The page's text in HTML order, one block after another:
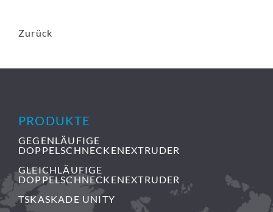
Zurück
PRODUKTE
GEGENLÄUFIGE
DOPPELSCHNECKENEXTRUDER
GLEICHLÄUFIGE
DOPPELSCHNECKENEXTRUDER
TSKASKADE UNITY